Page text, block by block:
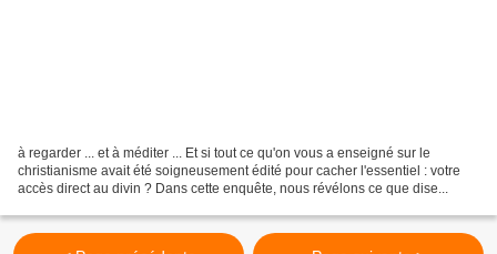
à regarder ... et à méditer ... Et si tout ce qu'on vous a enseigné sur le
christianisme avait été soigneusement édité pour cacher l'essentiel : votre
accès direct au divin ? Dans cette enquête, nous révélons ce que dise...